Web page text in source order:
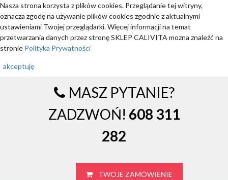
Nasza strona korzysta z plików cookies. Przeglądanie tej witryny,
oznacza zgodę na używanie plików cookies zgodnie z aktualnymi
ustawieniami Twojej przeglądarki. Więcej informacji na temat
przetwarzania danych przez stronę SKLEP CALIVITA mozna znaleźć na
stronie Polityka Prywatności
akceptuję
MASZ PYTANIE?
ZADZWOŃ! 608 311
282
TWOJE ZAMÓWIENIE